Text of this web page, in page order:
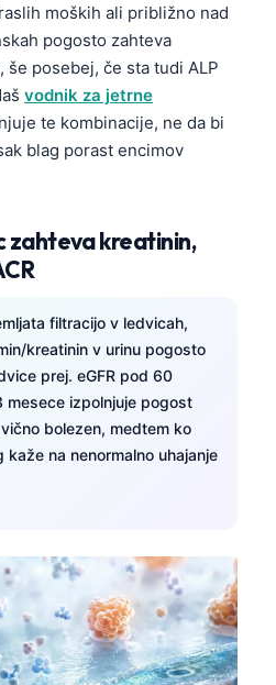
moških ali približno nad
pogosto zahteva
posebej, če sta tudi ALP
vodnik za jetrne
te kombinacije, ne da bi
blag porast encimov
zahteva kreatinin,
filtracijo v ledvicah,
kreatinin v urinu pogosto
prej. eGFR pod 60
mesece izpolnjuje pogost
bolezen, medtem ko
na nenormalno uhajanje